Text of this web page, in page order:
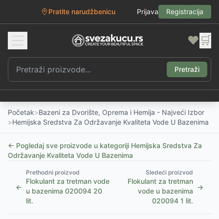
Pratite narudžbenicu Prijava Registracija
❤️ 🛒
Pretraži
Početak>Bazeni za Dvorište, Oprema i Hemija - Najveći Izbor
>Hemijska Sredstva Za Održavanje Kvaliteta Vode U Bazenima
← Pogledaj sve proizvode u kategoriji Hemijska Sredstva Za
Održavanje Kvaliteta Vode U Bazenima
←
Prethodni proizvod
Flokulant za tretman vode
u bazenima 020094 20
lit.
Sledeći proizvod
Flokulant za tretman
vode u bazenima
020094 1 lit.
→